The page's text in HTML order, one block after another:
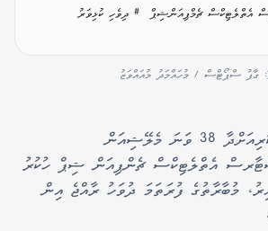
އެތްލެޓިކްސް ޗެމްޕިއަންޝިޕް # ދިވެހި ކުޅިވަރު
ގާފު ސްޕޯޓްސް / މުހައްމަދު މުއައްވަޒު
މެލޭޝިއާގައި މިހާރު ކުރިއަށްދާ 38 ވަނަ މެލޭޝިއަން
އެތްލެޓިކްސް ޗެންޕިއަން ޝިޕް ހުކުރު
މުބާރާތުގެ ފުރަތަމަ ދުވަހު ރާއްޖެ އިން